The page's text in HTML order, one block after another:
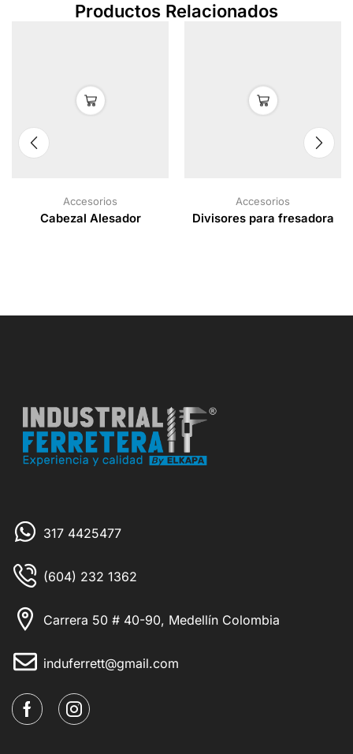
Productos Relacionados
Accesorios
Cabezal Alesador
Accesorios
Divisores para fresadora
317 4425477
(604) 232 1362
Carrera 50 # 40-90, Medellín Colombia
induferrett@gmail.com